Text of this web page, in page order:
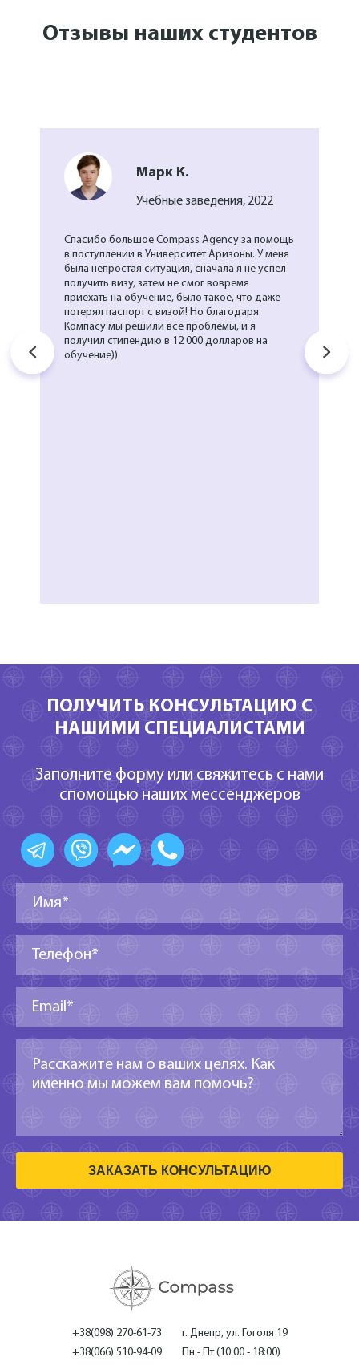
Отзывы наших студентов
Марк К.
Учебные заведения, 2022
Спасибо большое Compass Agency за помощь
в поступлении в Университет Аризоны. У меня
была непростая ситуация, сначала я не успел
получить визу, затем не смог вовремя
приехать на обучение, было такое, что даже
потерял паспорт с визой! Но благодаря
Компасу мы решили все проблемы, и я
получил стипендию в 12 000 долларов на
обучение))
ПОЛУЧИТЬ КОНСУЛЬТАЦИЮ С
НАШИМИ СПЕЦИАЛИСТАМИ
Заполните форму или свяжитесь с нами
спомощью наших мессенджеров
ЗАКАЗАТЬ КОНСУЛЬТАЦИЮ
+38(098) 270-61-73
+38(066) 510-94-09
г. Днепр, ул. Гоголя 19
Пн - Пт (10:00 - 18:00)